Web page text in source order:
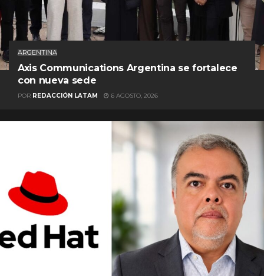
ARGENTINA
Axis Communications Argentina se fortalece
con nueva sede
POR REDACCIÓN LATAM 6 AGOSTO, 2026